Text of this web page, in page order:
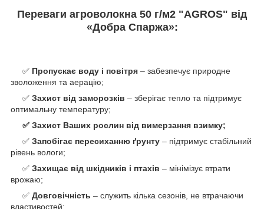
Переваги агроволокна 50 г/м2 "AGROS" від
«Добра Спаржа»:
✅ Пропускає воду і повітря – забезпечує природне
зволоження та аерацію;
✅ Захист від заморозків – зберігає тепло та підтримує
оптимальну температуру;
✅ Захист Ваших рослин від вимерзання взимку;
✅ Запобігає пересиханню ґрунту – підтримує стабільний
рівень вологи;
✅ Захищає від шкідників і птахів – мінімізує втрати
врожаю;
✅ Довговічність – служить кілька сезонів, не втрачаючи
властивостей;